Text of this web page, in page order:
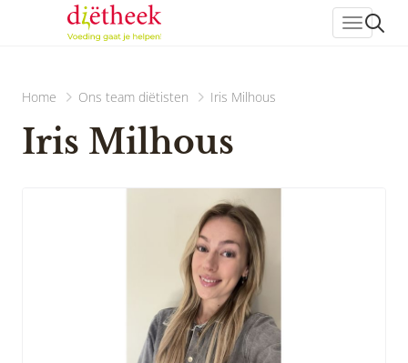
Home Ons team diëtisten Iris Milhous
Iris Milhous